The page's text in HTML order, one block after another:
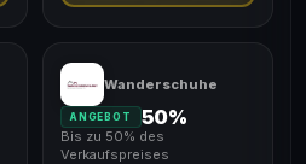
Wanderschuhe
ANGEBOT 50%
Bis zu 50% des
Verkaufspreises